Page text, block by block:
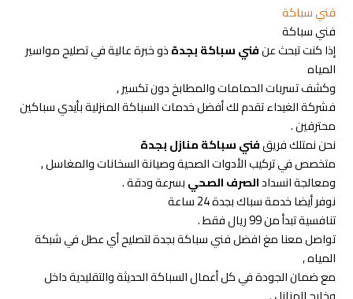
فني سباكة
فني سباكة
إذا كنت تبحث عنفني سباكة بجدةذو خبرة عالية في تصليح مواسير
المياه
وكشف تسربات الحمامات والمطابخ دون تكسير ,
فشركة الغيداء تقدم لك أفضل خدمات السباكة المنزلية بأيدي سباكين
محترفين .
نحن نمتلك فريقفني سباكة منازل بجدة
متخصص في تركيب الأدوات الصحية وصيانة السخانات والمغاسل ,
ومعالجة انسدادالصرف الصحيبسرعة ودقة .
نوفر أيضا خدمة سباك بجدة 24 ساعة
تنافسية تبدأ من 99 ريال فقط .
تواصل معنا مغ افضل فني سباكة بجدة لتصليح أي عطل في شبكة
المياه ,
مع ضمان الجودة في كل أعمال السباكة الحديثة والتقليدية داخل